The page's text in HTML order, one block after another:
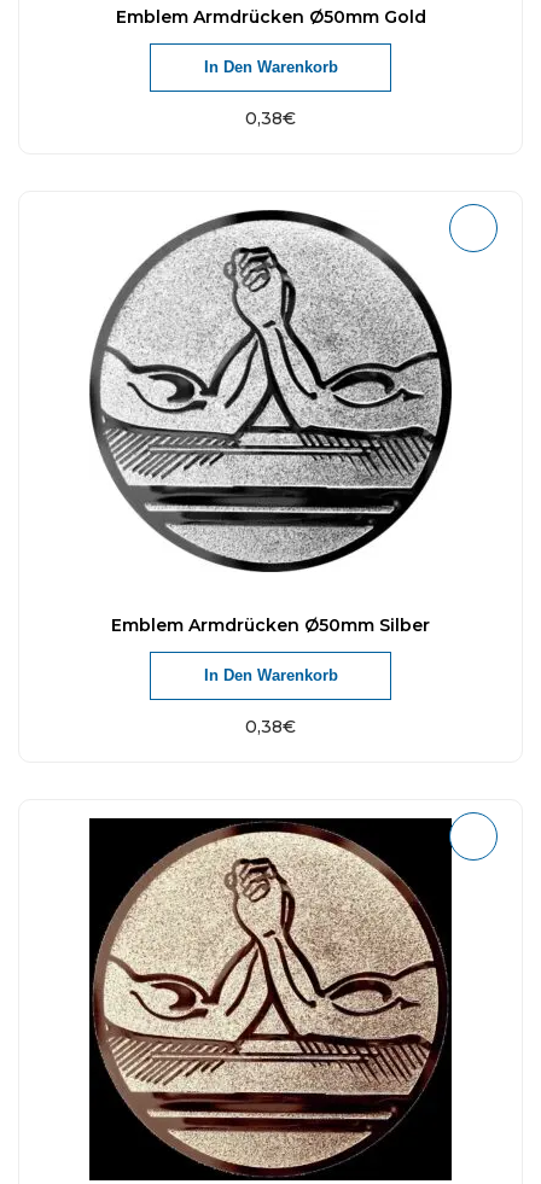
Emblem Armdrücken Ø50mm Gold
0,38€
In Den Warenkorb
Emblem Armdrücken Ø50mm Silber
0,38€
In Den Warenkorb